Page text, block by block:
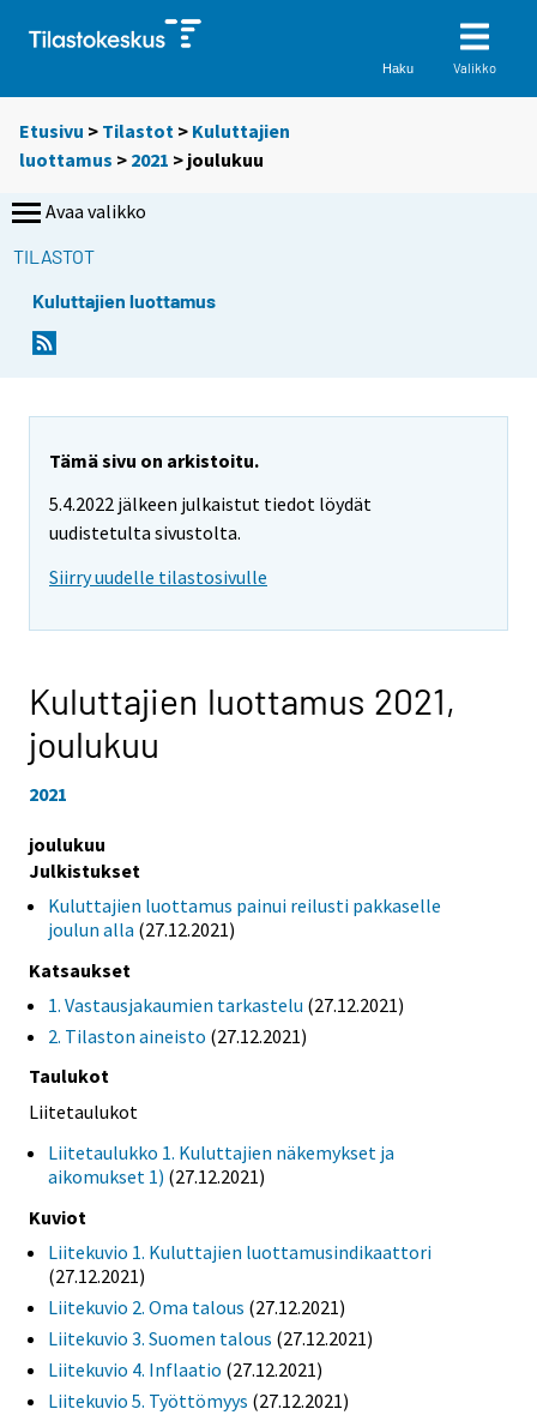
Haku Valikko
Etusivu > Tilastot > Kuluttajien
luottamus > 2021 > joulukuu
Avaa valikko
TILASTOT
Kuluttajien luottamus
Tämä sivu on arkistoitu.
5.4.2022 jälkeen julkaistut tiedot löydät
uudistetulta sivustolta.
Siirry uudelle tilastosivulle
Kuluttajien luottamus 2021,
joulukuu
2021
joulukuu
Julkistukset
Kuluttajien luottamus painui reilusti pakkaselle
joulun alla (27.12.2021)
Katsaukset
1. Vastausjakaumien tarkastelu (27.12.2021)
2. Tilaston aineisto (27.12.2021)
Taulukot
Liitetaulukot
Liitetaulukko 1. Kuluttajien näkemykset ja
aikomukset 1) (27.12.2021)
Kuviot
Liitekuvio 1. Kuluttajien luottamusindikaattori
(27.12.2021)
Liitekuvio 2. Oma talous (27.12.2021)
Liitekuvio 3. Suomen talous (27.12.2021)
Liitekuvio 4. Inflaatio (27.12.2021)
Liitekuvio 5. Työttömyys (27.12.2021)